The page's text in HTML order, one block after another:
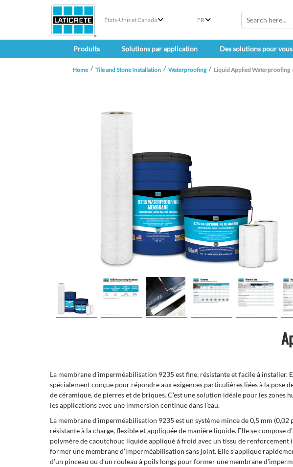
États-Unis et Canada FR
Produits Solutions par application Des solutions pour vous
Home Tile and Stone Installation Waterproofing Liquid Applied Waterproofing
La membrane d’imperméabilisation 9235 est fine, résistante et facile à installer.
spécialement conçue pour répondre aux exigences particulières liées à la pose
de céramique, de pierres et de briques. C’est une solution idéale pour les zones
les applications avec une immersion continue dans l’eau.
La membrane d’imperméabilisation 9235 est un système mince de 0,5 mm (0,02
résistante à la charge, flexible et appliquée de manière liquide. Elle se compose
polymère de caoutchouc liquide appliqué à froid avec un tissu de renforcement
former une membrane d’imperméabilisation sans joint. Elle s’applique
d’un pinceau ou d’un rouleau à poils longs pour former une membrane